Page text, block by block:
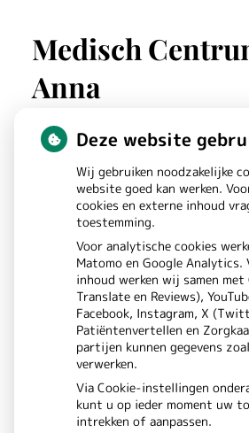
Medisch
Anna
St. Annastraat180
6525GWNIJMEGEN
Bezoek
onze
Instagram
pagina
Deze website
Wij gebruiken noodzakelijke
website goed kan werken.
cookies en externe inhoud
toestemming.
Voor analytische cookies
Matomo en Google Analytics.
inhoud werken wij samen met
Translate en Reviews),
Facebook, Instagram, X
Patiëntenvertellen en
partijen kunnen gegevens
verwerken.
Via Cookie-instellingen
kunt u op ieder moment uw
intrekken of aanpassen.